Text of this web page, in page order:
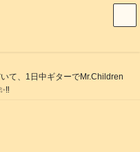
て、1日中ギターでMr.Children